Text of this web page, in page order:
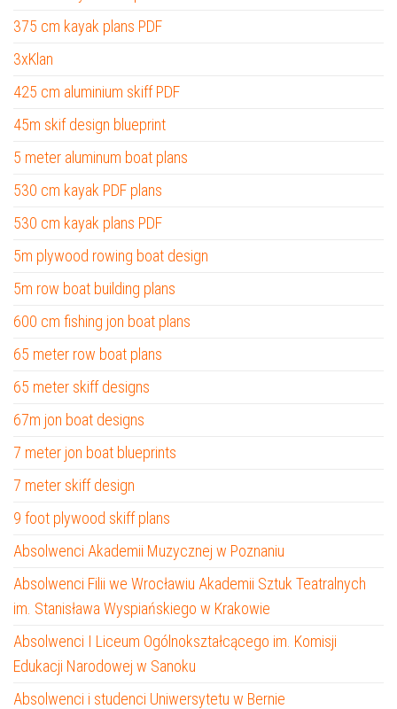
375 cm kayak plans PDF
3xKlan
425 cm aluminium skiff PDF
45m skif design blueprint
5 meter aluminum boat plans
530 cm kayak PDF plans
530 cm kayak plans PDF
5m plywood rowing boat design
5m row boat building plans
600 cm fishing jon boat plans
65 meter row boat plans
65 meter skiff designs
67m jon boat designs
7 meter jon boat blueprints
7 meter skiff design
9 foot plywood skiff plans
Absolwenci Akademii Muzycznej w Poznaniu
Absolwenci Filii we Wrocławiu Akademii Sztuk Teatralnych
im. Stanisława Wyspiańskiego w Krakowie
Absolwenci I Liceum Ogólnokształcącego im. Komisji
Edukacji Narodowej w Sanoku
Absolwenci i studenci Uniwersytetu w Bernie